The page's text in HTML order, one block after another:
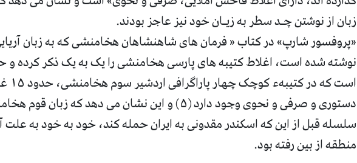
زبان از نوشتن چـد سطر به زیـان خود نیز عاجز بودند.
«پروفسور شارپ» در کتاب « فرمان های شاهنشاهان هخامنشی که به زبان
نوشته شده است، اغلاط کتیبه های پارسی هخامنشی را یک به یک ذکر کرده و
است
دستوری و صرفی و نحوی وجود دارد (۵) و این نشان می دهد که
سلسله قبل از این که اسکندر مقدونی به ایران حمله کند، خود به خود به علت
منطقه از بین رفته بود.